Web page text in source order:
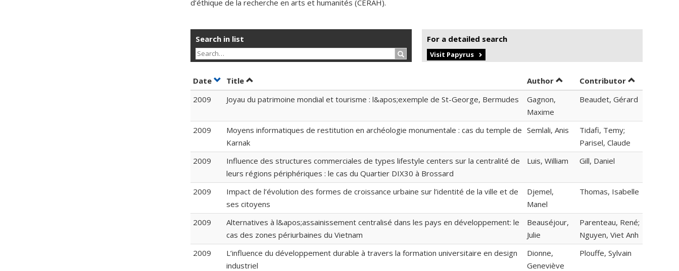
d’éthique de la recherche en arts et humanités (CERAH).
Search in list
Search…
For a detailed search
Visit Papyrus
Date Sort by date in ascending order
Title Sort by title in ascending order Author Sort by author in ascending
Contributor by
2009
Joyau du patrimoine mondial et tourisme : l&apos;exemple de St-George, Bermudes
Gagnon,
Maxime
Beaudet, Gérard
2009
Moyens informatiques de restitution en archéologie monumentale : cas du temple de
Karnak
Semlali, Anis
Tidafi, Temy;
Parisel, Claude
2009
Influence des structures commerciales de types lifestyle centers sur la centralité de
leurs régions périphériques : le cas du Quartier DIX30 à Brossard
Luis, William Gill, Daniel
2009
Impact de l’évolution des formes de croissance urbaine sur l’identité de la ville et de
ses citoyens
Djemel,
Manel
Thomas, Isabelle
2009
Alternatives à l&apos;assainissement centralisé dans les pays en développement: le
cas des zones périurbaines du Vietnam
Beauséjour,
Julie
Parenteau, René;
Nguyen, Viet Anh
2009
L’influence du développement durable à travers la formation universitaire en design
industriel
Dionne,
Geneviève
Plouffe, Sylvain